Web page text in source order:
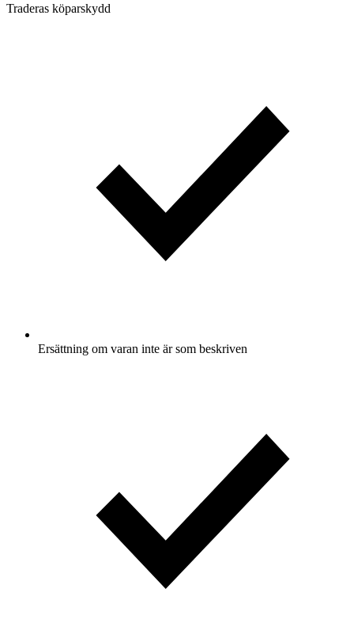
Traderas köparskydd
Ersättning om varan inte är som beskriven